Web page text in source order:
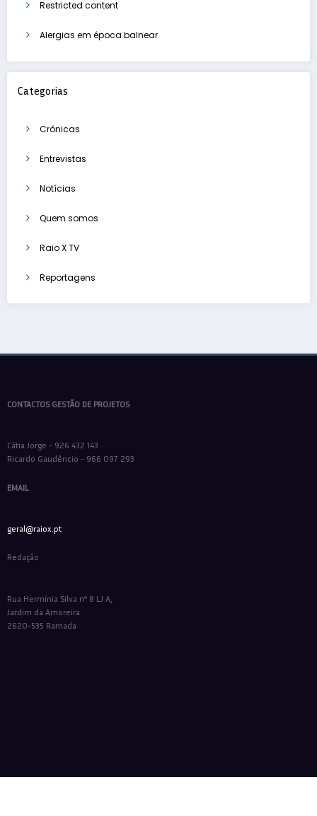
Restricted content
Alergias em época balnear
Categorias
Crónicas
Entrevistas
Notícias
Quem somos
Raio X TV
Reportagens
CONTACTOS GESTÃO DE PROJETOS
Cátia Jorge - 926 432 143
Ricardo Gaudêncio - 966 097 293
EMAIL
geral@raiox.pt
Redação
Rua Hermínia Silva nº 8 LJ A,
Jardim da Amoreira
2620-535 Ramada